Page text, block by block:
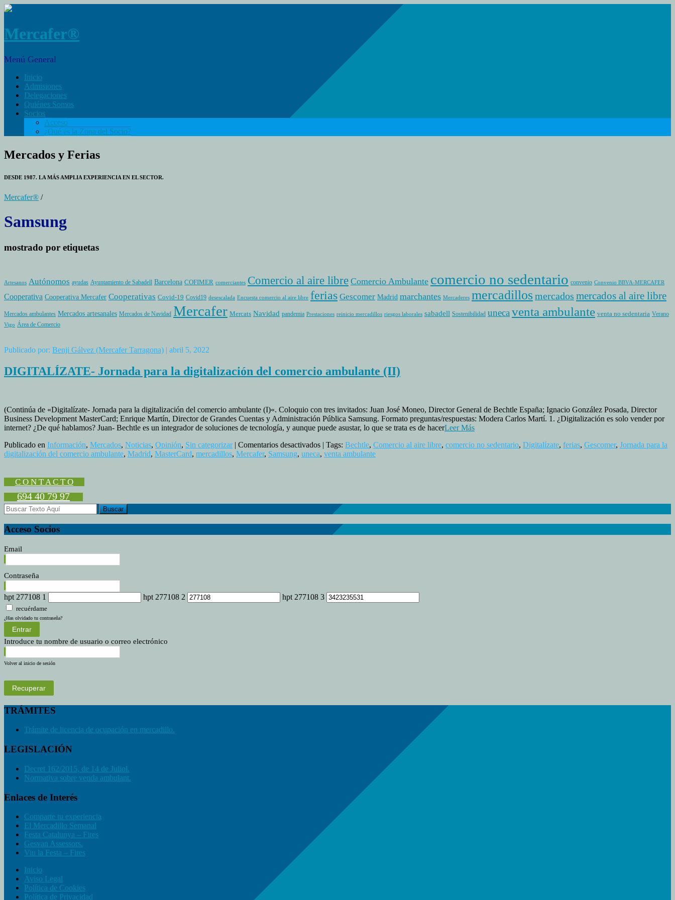
Mercafer®
Menú General
Inicio
Admisiones
Delegaciones
Quiénes Somos
Socios
Acceso
¿Qué es la Zona del Socio?
Mercados y Ferias
DESDE 1987. LA MÁS AMPLIA EXPERIENCIA EN EL SECTOR.
Mercafer® /
Samsung
mostrado por etiquetas
Artesanos Autónomos ayudas Ayuntamiento de Sabadell Barcelona COFIMER comerciantes Comercio al aire libre Comercio Ambulante comercio no sedentario convenio Convenio BBVA-MERCAFER
Cooperativa Cooperativa Mercafer Cooperativas Covid-19 Covid19 desescalada Encuesta comercio al aire libre ferias Gescomer Madrid marchantes Mercaderes mercadillosmercados mercados al aire libre
Mercados ambulantes Mercados artesanales Mercados de Navidad Mercafer Mercats Navidad pandemia Prestaciones reinicio mercadillos riesgos laborales sabadell Sostenibilidad unecaventa ambulante venta no sedentaria Verano
Vigo Área de Comercio
Publicado por: Benji Gálvez (Mercafer Tarragona) | abril 5, 2022
DIGITALÍZATE- Jornada para la digitalización del comercio ambulante (II)
(Continúa de «Digitalízate- Jornada para la digitalización del comercio ambulante (I)«. Coloquio con tres invitados: Juan José Moneo, Director General de Bechtle España; Ignacio González Posada, Director
Business Development MasterCard; Enrique Martín, Director de Grandes Cuentas y Administración Pública Samsung. Formato preguntas/respuestas: Modera Carlos Martí. 1. ¿Digitalización es solo vender por
internet? ¿De qué hablamos? Juan- Bechtle es un integrador de soluciones de tecnología, y aunque puede asustar, lo que se trata es de hacerLeer Más
Publicado en Información, Mercados, Noticias, Opinión, Sin categorizar| Comentarios desactivadosen
DIGITALÍZATE-
comercio
ambulante
(II)
| Tags: Bechtle, Comercio al aire libre, comercio no sedentario, Digitalízate, ferias, Gescomer, Jornada para la
digitalización del comercio ambulante, Madrid, MasterCard, mercadillos, Mercafer, Samsung, uneca, venta ambulante
C O N T A C T O
694 40 79 97
Acceso Socios
Email
Contraseña
hpt 277108 1 hpt 277108 2 hpt 277108 3
recuérdame
¿Has olvidado tu contraseña?
Entrar
Introduce tu nombre de usuario o correo electrónico
Volver al inicio de sesión
Recuperar
TRÁMITES
Trámite de licencia de ocupación en mercadillo.
LEGISLACIÓN
Decret 162/2015, de 14 de Juliol.
Normativa sobre venda ambulant.
Enlaces de Interés
Comparte tu experiencia
El Mercadillo Semanal
Festa Catalunya – Fires
Gesvan Assessors.
Viu la Festa – Fires
Inicio
Aviso Legal
Política de Cookies
Política de Privacidad